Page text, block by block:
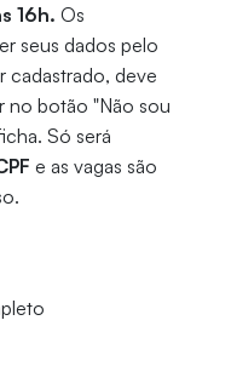
16h. Os
seus dados pelo
cadastrado, deve
no botão "Não sou
Só será
e as vagas são